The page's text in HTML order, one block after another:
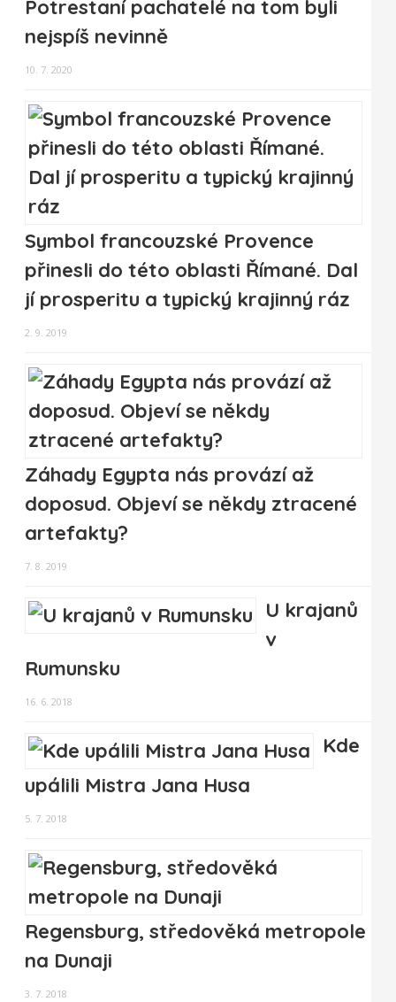
Potrestaní pachatelé na tom byli
nejspíš nevinně
10. 7. 2020
Symbol francouzské Provence
přinesli do této oblasti Římané. Dal
jí prosperitu a typický krajinný ráz
2. 9. 2019
Záhady Egypta nás provází až
doposud. Objeví se někdy ztracené
artefakty?
7. 8. 2019
U krajanů
v
Rumunsku
16. 6. 2018
Kde
upálili Mistra Jana Husa
5. 7. 2018
Regensburg, středověká metropole
na Dunaji
3. 7. 2018